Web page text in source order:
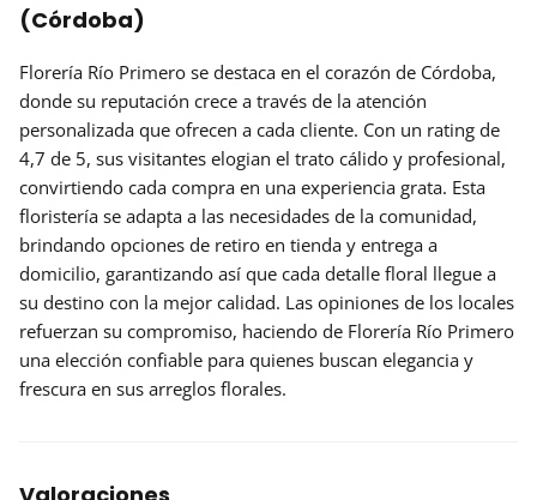
(Córdoba)
Florería Río Primero se destaca en el corazón de Córdoba,
donde su reputación crece a través de la atención
personalizada que ofrecen a cada cliente. Con un rating de
4,7 de 5, sus visitantes elogian el trato cálido y profesional,
convirtiendo cada compra en una experiencia grata. Esta
floristería se adapta a las necesidades de la comunidad,
brindando opciones de retiro en tienda y entrega a
domicilio, garantizando así que cada detalle floral llegue a
su destino con la mejor calidad. Las opiniones de los locales
refuerzan su compromiso, haciendo de Florería Río Primero
una elección confiable para quienes buscan elegancia y
frescura en sus arreglos florales.